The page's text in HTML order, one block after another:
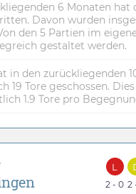
6 Monaten hat
Davon wurden
den 5 Partien im
gestaltet werden.
in den zurückliegenden
19 Tore geschossen.
1.9 Tore pro
L
2 - 0 2